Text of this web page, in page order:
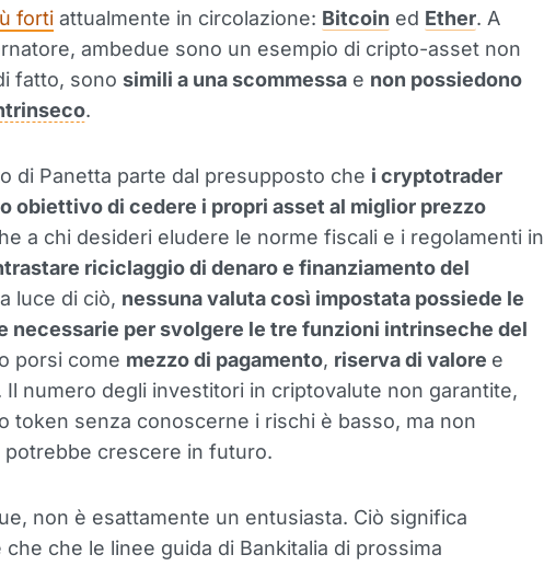
forti attualmente in circolazione: Bitcoin ed Ether. A
ambedue sono un esempio di cripto-asset non
fatto, sono simili a una scommessa e non possiedono
.
di Panetta parte dal presupposto che i cryptotrader
obiettivo di cedere i propri asset al miglior prezzo
a chi desideri eludere le norme fiscali e i regolamenti in
riciclaggio di denaro e finanziamento del
luce di ciò, nessuna valuta così impostata possiede le
necessarie per svolgere le tre funzioni intrinseche del
porsi come mezzo di pagamento, riserva di valore e
Il numero degli investitori in criptovalute non garantite,
token senza conoscerne i rischi è basso, ma non
potrebbe crescere in futuro.
non è esattamente un entusiasta. Ciò significa
che le linee guida di Bankitalia di prossima